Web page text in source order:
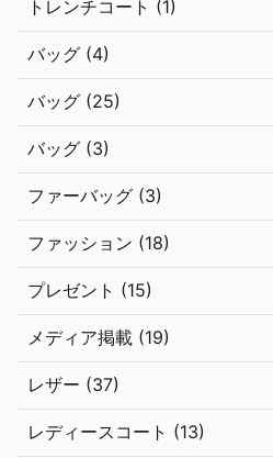
トレンチコート (1)
バッグ (4)
バッグ (25)
バッグ (3)
ファーバッグ (3)
ファッション (18)
プレゼント (15)
メディア掲載 (19)
レザー (37)
レディースコート (13)